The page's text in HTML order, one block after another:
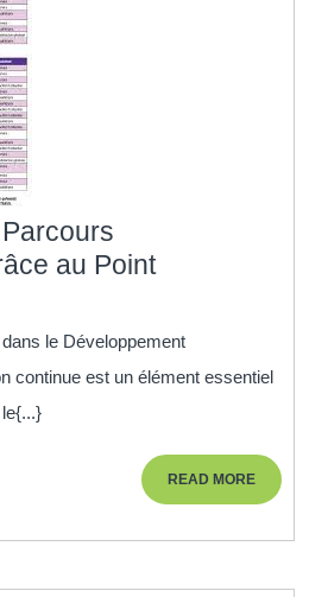
au Point
le Développement
continue est un élément essentiel
READ MOREREAD
MORE